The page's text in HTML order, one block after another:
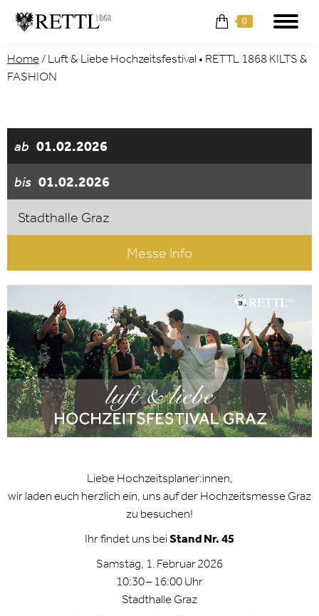
0
Home/ Luft & Liebe Hochzeitsfestival • RETTL 1868 KILTS &
FASHION
ab 01.02.2026
bis 01.02.2026
Stadthalle Graz
Messe Info
Liebe Hochzeitsplaner:innen,
wir laden euch herzlich ein, uns auf der Hochzeitsmesse Graz
zu besuchen!
Ihr findet uns beiStand Nr. 45
Samstag, 1. Februar 2026
10:30 – 16:00 Uhr
Stadthalle Graz